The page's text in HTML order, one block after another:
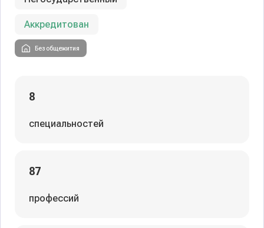
Аккредитован
Без общежития
8
специальностей
87
профессий